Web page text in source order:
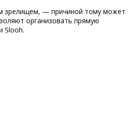
зрелищем, — причиной тому может
организовать прямую
Slooh.